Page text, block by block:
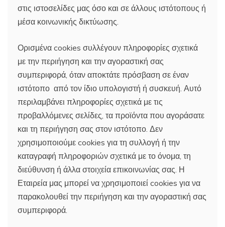
στις ιστοσελίδες μας όσο και σε άλλους ιστότοπους ή
μέσα κοινωνικής δικτύωσης.
Ορισμένα cookies συλλέγουν πληροφορίες σχετικά
με την περιήγηση και την αγοραστική σας
συμπεριφορά, όταν αποκτάτε πρόσβαση σε έναν
ιστότοπο από τον ίδιο υπολογιστή ή συσκευή. Αυτό
περιλαμβάνει πληροφορίες σχετικά με τις
προβαλλόμενες σελίδες, τα προϊόντα που αγοράσατε
και τη περιήγηση σας στον ιστότοπο. Δεν
χρησιμοποιούμε cookies για τη συλλογή ή την
καταγραφή πληροφοριών σχετικά με το όνομα, τη
διεύθυνση ή άλλα στοιχεία επικοινωνίας σας. Η
Εταιρεία μας μπορεί να χρησιμοποιεί cookies για να
παρακολουθεί την περιήγηση και την αγοραστική σας
συμπεριφορά.